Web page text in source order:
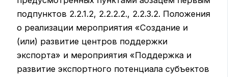
подпунктов 2.2.1.2, 2.2.2.2., 2.2.3.2. Положения
о реализации мероприятия «Создание и
(или) развитие центров поддержки
экспорта» и мероприятия «Поддержка и
развитие экспортного потенциала субъектов